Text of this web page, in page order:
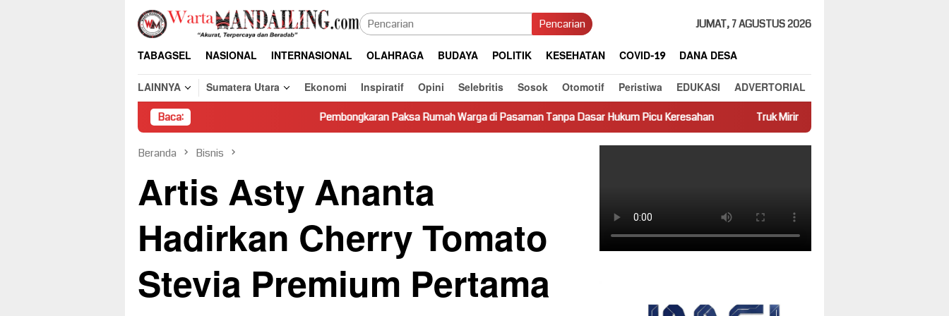
Loncat
konten
Pencarian JUMAT, 7 AGUSTUS 2026
TABAGSEL NASIONAL INTERNASIONAL OLAHRAGA BUDAYA POLITIK KESEHATAN COVID-19
DANA DESA
LAINNYA
Sumatera Utara Ekonomi Inspiratif Opini Selebritis Sosok Otomotif Peristiwa EDUKASI ADVERTORIAL
Baca: Pembongkaran Paksa Rumah Warga di Pasaman Tanpa Dasar Hukum Picu Keresahan Truk Miring Hambat Arus Lalu Lintas di Jalan Panti–Simpang
Beranda Bisnis
Artis Asty Ananta
Hadirkan Cherry Tomato
Stevia Premium Pertama